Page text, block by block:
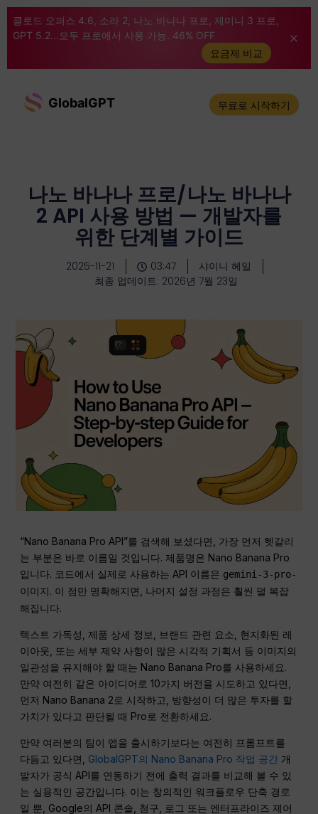
클로드 오퍼스 4.6, 소라 2, 나노 바나나 프로, 제미니 3 프로,
GPT 5.2...모두 프로에서 사용 가능. 46% OFF
요금제 비교
GlobalGPT 무료로 시작하기
나노 바나나 프로/나노 바나나
2 API 사용 방법 — 개발자를
위한 단계별 가이드
2025-11-21 03:47
샤이니 헤일
최종 업데이트: 2026년 7월 23일
“Nano Banana Pro API”를 검색해 보셨다면, 가장 먼저 헷갈리
는 부분은 바로 이름일 것입니다. 제품명은 Nano Banana Pro
입니다. 코드에서 실제로 사용하는 API 이름은 gemini-3-pro-
이미지. 이 점만 명확해지면, 나머지 설정 과정은 훨씬 덜 복잡
해집니다.
텍스트 가독성, 제품 상세 정보, 브랜드 관련 요소, 현지화된 레
이아웃, 또는 세부 제약 사항이 많은 시각적 기획서 등 이미지의
일관성을 유지해야 할 때는 Nano Banana Pro를 사용하세요.
만약 여전히 같은 아이디어로 10가지 버전을 시도하고 있다면,
먼저 Nano Banana 2로 시작하고, 방향성이 더 많은 투자를 할
가치가 있다고 판단될 때 Pro로 전환하세요.
만약 여러분의 팀이 앱을 출시하기보다는 여전히 프롬프트를
다듬고 있다면, GlobalGPT의 Nano Banana Pro 작업 공간 개
발자가 공식 API를 연동하기 전에 출력 결과를 비교해 볼 수 있
는 실용적인 공간입니다. 이는 창의적인 워크플로우 단축 경로
일 뿐, Google의 API 콘솔, 청구, 로그 또는 엔터프라이즈 제어